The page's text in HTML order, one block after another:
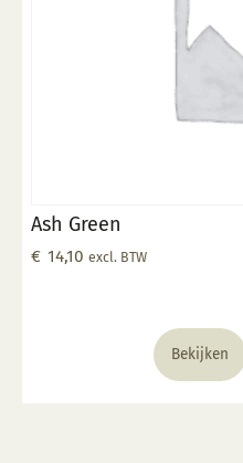
Ash Green
€ 14,10 excl. BTW
Bekijken